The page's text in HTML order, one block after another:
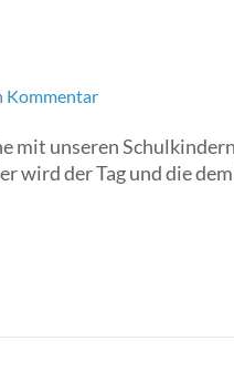
Kommentar
mit
Zirkusgala
mit unseren
der Tag und die